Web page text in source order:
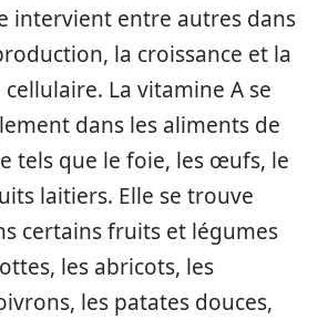
intervient entre autres dans
la croissance et la
La vitamine A se
dans les aliments de
tels que le foie, les œufs, le
laitiers. Elle se trouve
certains fruits et légumes
les abricots, les
les patates douces,